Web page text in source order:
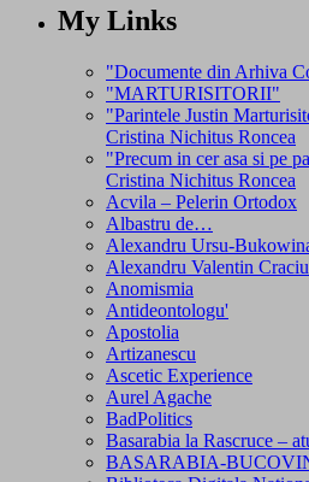
My Links
"Documente din Arhiva
"MARTURISITORII"
"Parintele Justin
Cristina Nichitus Roncea
"Precum in cer asa si pe
Cristina Nichitus Roncea
Acvila – Pelerin Ortodox
Albastru de…
Alexandru Ursu-
Alexandru Valentin
Anomismia
Antideontologu'
Apostolia
Artizanescu
Ascetic Experience
Aurel Agache
BadPolitics
Basarabia la Rascruce –
BASARABIA-